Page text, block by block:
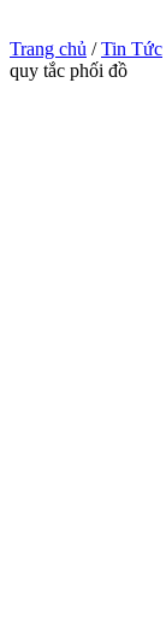
Trang chủ /Tin Tức
quy tắc phối đồ